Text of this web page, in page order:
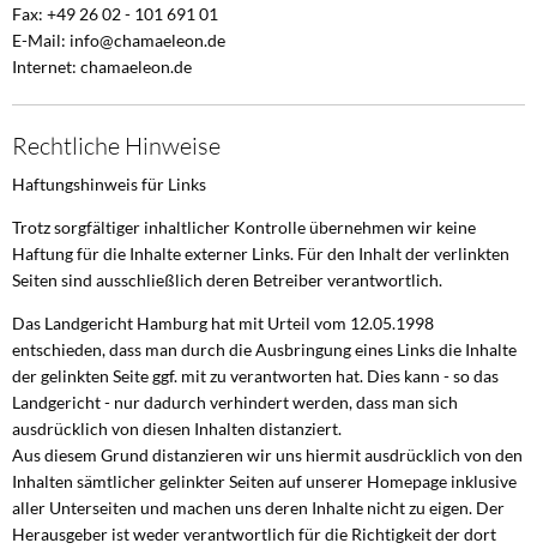
Fax: +49 26 02 - 101 691 01
E-Mail: info@chamaeleon.de
Internet: chamaeleon.de
Rechtliche Hinweise
Haftungshinweis für Links
Trotz sorgfältiger inhaltlicher Kontrolle übernehmen wir keine
Haftung für die Inhalte externer Links. Für den Inhalt der verlinkten
Seiten sind ausschließlich deren Betreiber verantwortlich.
Das Landgericht Hamburg hat mit Urteil vom 12.05.1998
entschieden, dass man durch die Ausbringung eines Links die Inhalte
der gelinkten Seite ggf. mit zu verantworten hat. Dies kann - so das
Landgericht - nur dadurch verhindert werden, dass man sich
ausdrücklich von diesen Inhalten distanziert.
Aus diesem Grund distanzieren wir uns hiermit ausdrücklich von den
Inhalten sämtlicher gelinkter Seiten auf unserer Homepage inklusive
aller Unterseiten und machen uns deren Inhalte nicht zu eigen. Der
Herausgeber ist weder verantwortlich für die Richtigkeit der dort